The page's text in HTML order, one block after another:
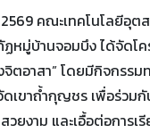
คณะเทคโนโลยีอุต
หมู่บ้านจอมบึง ได้จัดโค
ตอาสา” โดยมีกิจกรรม
เขาถ้ำกุญชร เพื่อร่วม
ยงาม และเอื้อต่อการเ